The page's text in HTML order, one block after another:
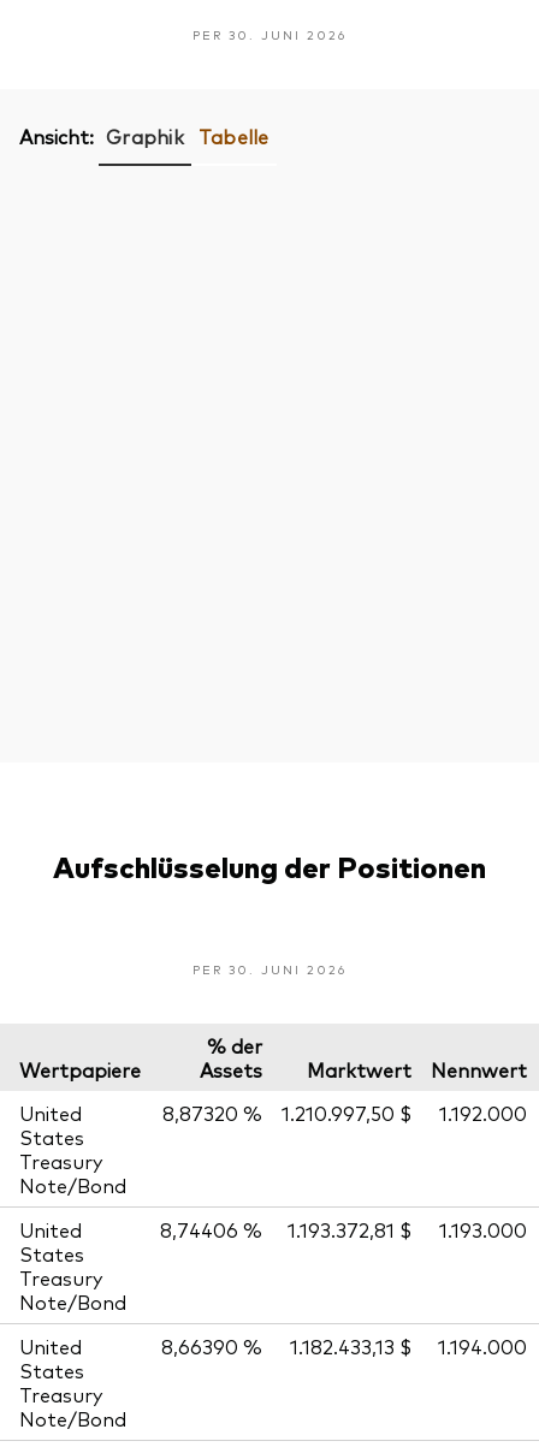
PER 30. JUNI 2026
Ansicht: Graphik Tabelle
Aufschlüsselung der Positionen
PER 30. JUNI 2026
Wertpapiere
% der
Assets
Marktwert
Nennwert
United
States
Treasury
Note/Bond
8,87320 % 1.210.997,50 $ 1.192.000
United
States
Treasury
Note/Bond
8,74406 % 1.193.372,81 $ 1.193.000
United
States
Treasury
Note/Bond
8,66390 % 1.182.433,13 $ 1.194.000